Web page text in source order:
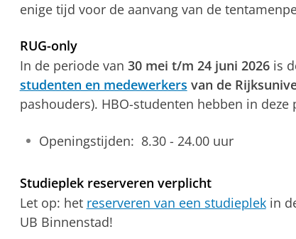
enige tijd voor de aanvang van de
RUG-only
In de periode van 30 mei t/m 24 juni 2026 is
studenten en medewerkers van de
pashouders). HBO-studenten hebben in
Openingstijden: 8.30 - 24.00 uur
Studieplek reserveren verplicht
Let op: het reserveren van een studieplekin
UB Binnenstad!